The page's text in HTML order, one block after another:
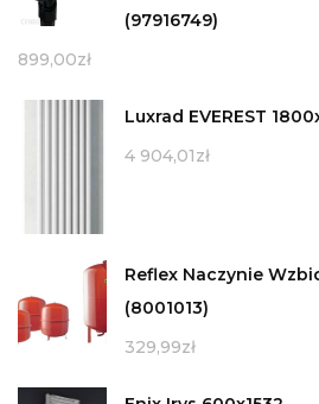
(97916749)
899,00zł
Luxrad EVEREST
4 904,01zł
Reflex Naczynie
(8001013)
329,99zł